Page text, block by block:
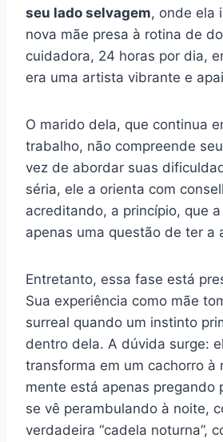
seu lado selvagem, onde ela
nova mãe presa à rotina de
cuidadora, 24 horas por dia,
era uma artista vibrante e
O marido dela, que continua
trabalho, não compreende
vez de abordar suas
séria, ele a orienta com
acreditando, a princípio, que
apenas uma questão de ter a
Entretanto, essa fase está
Sua experiência como mãe
surreal quando um instinto
dentro dela. A dúvida surge:
transforma em um cachorro à
mente está apenas pregando
se vê perambulando à noite,
verdadeira “cadela noturna”,